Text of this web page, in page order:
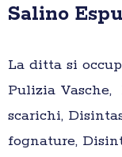
Salino
La ditta si
Pulizia
scarichi,
fognature,